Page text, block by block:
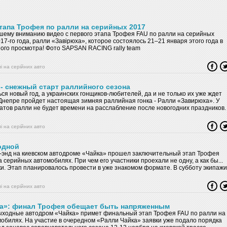
Трофея по ралли на серийных 2017
вниманию видео с первого этапа Трофея FAU по ралли на серийных
го года, ралли «Завірюха», которое состоялось 21–21 января этого года в
просмотра! Фото SAPSAN RACING rally team
на серійних авто
снежный старт раллийного сезона
новый год, а украинских гонщиков-любителей, да и не только их уже ждет
пройдет настоящая зимняя раллийная гонка - Ралли «Завирюха». У
ралли не будет времени на расслабление после новогодних праздников.
Дать первый старт в 2017-м году выпало Днепру. Уже в ближайшие
здесь пройдет полноценное зимнее ралли. Организаторы заранее
и зрители могли насладиться красотой гонки по снежному покрытию. За
дня стартующим в ралли «Завирюха» экипажам предстоит
из которых 38 составят скоростные спецучастки. По меркам ралли
это довольно серьезный вызов как пилотам, так и технике. В
21 января) программа мероприятия состоит из административно-
проложенного на известной трассе «АгроСоюз». Во второй день
января) участников ждет куда более серьезный раллийный «доп»
проедут его по три раза в каждом направлении. А с учетом
каждым новым стартом состояние полотна может меняться, так что особой
не стоит… На сегодняшний момент уже получено более 30
на серійних авто
на киевском автодроме «Чайка» прошел заключительный этап Трофея
серийных автомобилях. При чем его участники проехали не одну, а как бы...
Этап планировалось провести в уже знакомом формате. В субботу экипажи
а также поспорить друг с другом на коротком картодроме. В воскресенье –
«большого» допа, но уже в обратном направлении. Вот только по
ситуацию изменила погода, которая с помощью дождя и снегопада
знакомую дорожку в совершенно других условиях. А потому довольно часто
«трех гонок» были свои фавориты, в то время как определяющим по
именно воскресный отрезок этапа. Например, в полноприводном
на серійних авто
финал Трофея обещает быть напряженным
автодром «Чайка» примет финальный этап Трофея FAU по ралли на
На участие в очередном «Ралли Чайка» заявки уже подало порядка